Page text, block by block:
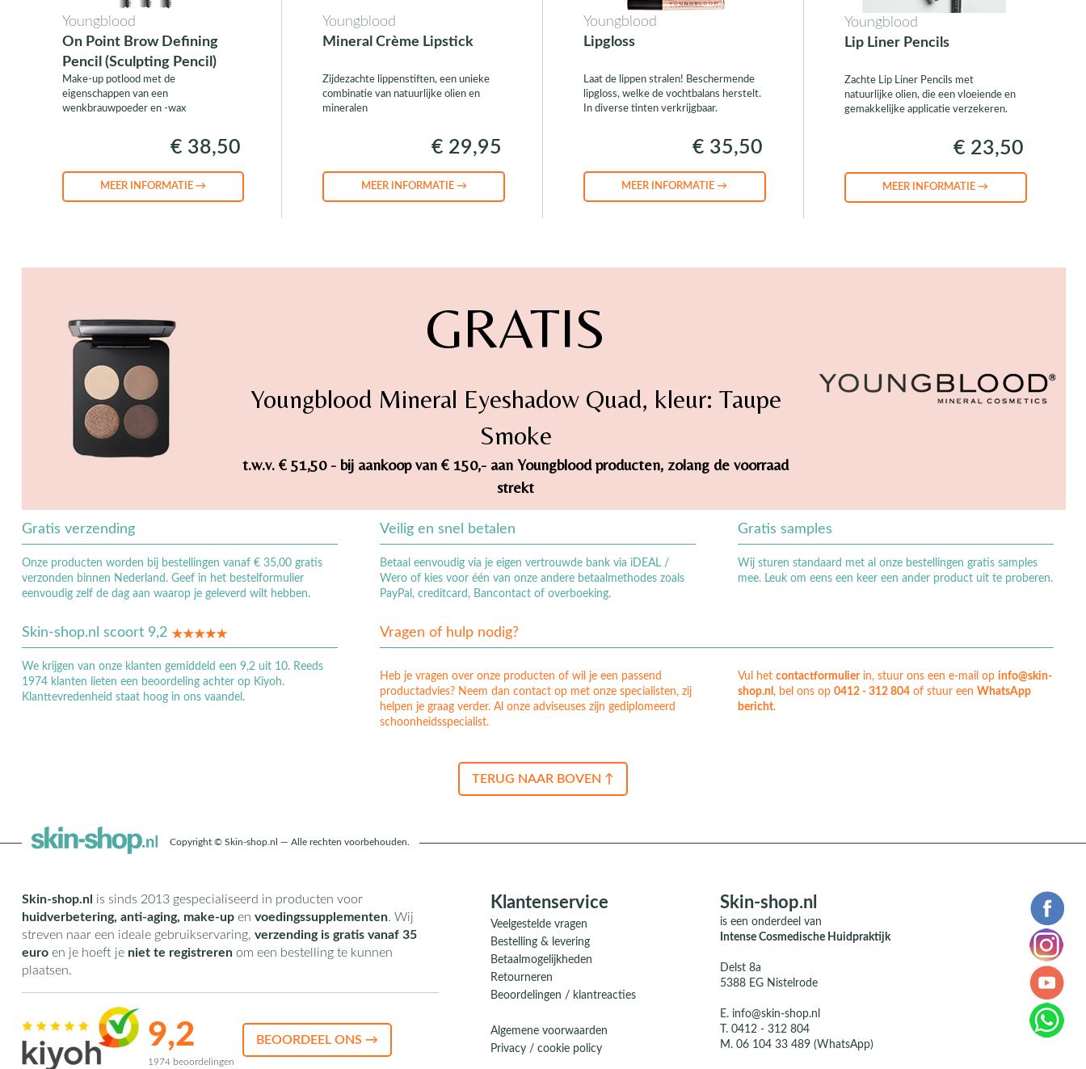
Youngblood
On Point Brow Defining
Pencil (Sculpting Pencil)
Make-up potlood met de
eigenschappen van een
wenkbrauwpoeder en -wax
€ 38,50
MEER INFORMATIE →
Youngblood
Mineral Crème Lipstick
Zijdezachte lippenstiften, een unieke
combinatie van natuurlijke olien en
mineralen
€ 29,95
MEER INFORMATIE →
Youngblood
Lipgloss
Laat de lippen stralen! Beschermende
lipgloss, welke de vochtbalans herstelt.
In diverse tinten verkrijgbaar.
€ 35,50
MEER INFORMATIE →
Youngblood
Lip Liner Pencils
Zachte Lip Liner Pencils met
natuurlijke olien, die een vloeiende en
gemakkelijke applicatie verzekeren.
€ 23,50
MEER INFORMATIE →
GRATIS
Youngblood Mineral Eyeshadow Quad, kleur: Taupe
Smoke
t.w.v. € 51,50 - bij aankoop van € 150,- aan Youngblood producten, zolang de voorraad
strekt
Gratis verzending
Onze producten worden bij bestellingen vanaf € 35,00 gratis
verzonden binnen Nederland. Geef in het bestelformulier
eenvoudig zelf de dag aan waarop je geleverd wilt hebben.
Veilig en snel betalen
Betaal eenvoudig via je eigen vertrouwde bank via iDEAL /
Wero of kies voor één van onze andere betaalmethodes zoals
PayPal, creditcard, Bancontact of overboeking.
Gratis samples
Wij sturen standaard met al onze bestellingen gratis samples
mee. Leuk om eens een keer een ander product uit te proberen.
Skin-shop.nl scoort 9,2
We krijgen van onze klanten gemiddeld een 9,2 uit 10. Reeds
1974 klanten lieten een beoordeling achter op Kiyoh.
Klanttevredenheid staat hoog in ons vaandel.
Vragen of hulp nodig?
Heb je vragen over onze producten of wil je een passend
productadvies? Neem dan contact op met onze specialisten, zij
helpen je graag verder. Al onze adviseuses zijn gediplomeerd
schoonheidsspecialist.
Vul het contactformulierin, stuur ons een e-mail op info@skin-
shop.nl , bel ons op 0412 - 312 804of stuur een WhatsApp
bericht.
TERUG NAAR BOVEN ↑
Copyright © Skin-shop.nl — Alle rechten voorbehouden.
Skin-shop.nl is sinds 2013 gespecialiseerd in producten voor
huidverbetering, anti-aging, make-upen voedingssupplementen. Wij
streven naar een ideale gebruikservaring, verzending is gratis vanaf 35
euroen je hoeft je niet te registrerenom een bestelling te kunnen
plaatsen.
9,2
1974 beoordelingen
BEOORDEEL ONS →
Klantenservice
Veelgestelde vragen
Bestelling & levering
Betaalmogelijkheden
Retourneren
Beoordelingen / klantreacties
Algemene voorwaarden
Privacy / cookie policy
Skin-shop.nl
is een onderdeel van
Intense Cosmedische Huidpraktijk
Delst 8a
5388 EG Nistelrode
E. info@skin-shop.nl
T.0412 - 312 804
M.06 104 33 489 (WhatsApp)